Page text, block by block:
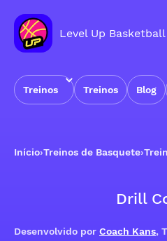
Level Up Basketball
Treinos Treinos Blog
Início›Treinos de Basquete›
Drill
Desenvolvido por Coach Kans,